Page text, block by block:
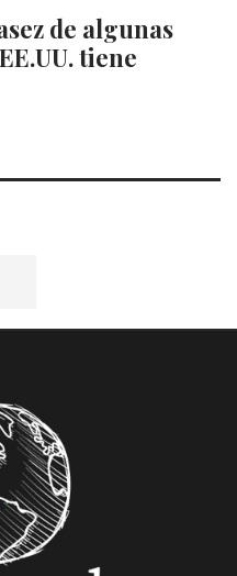
de algunas
tiene